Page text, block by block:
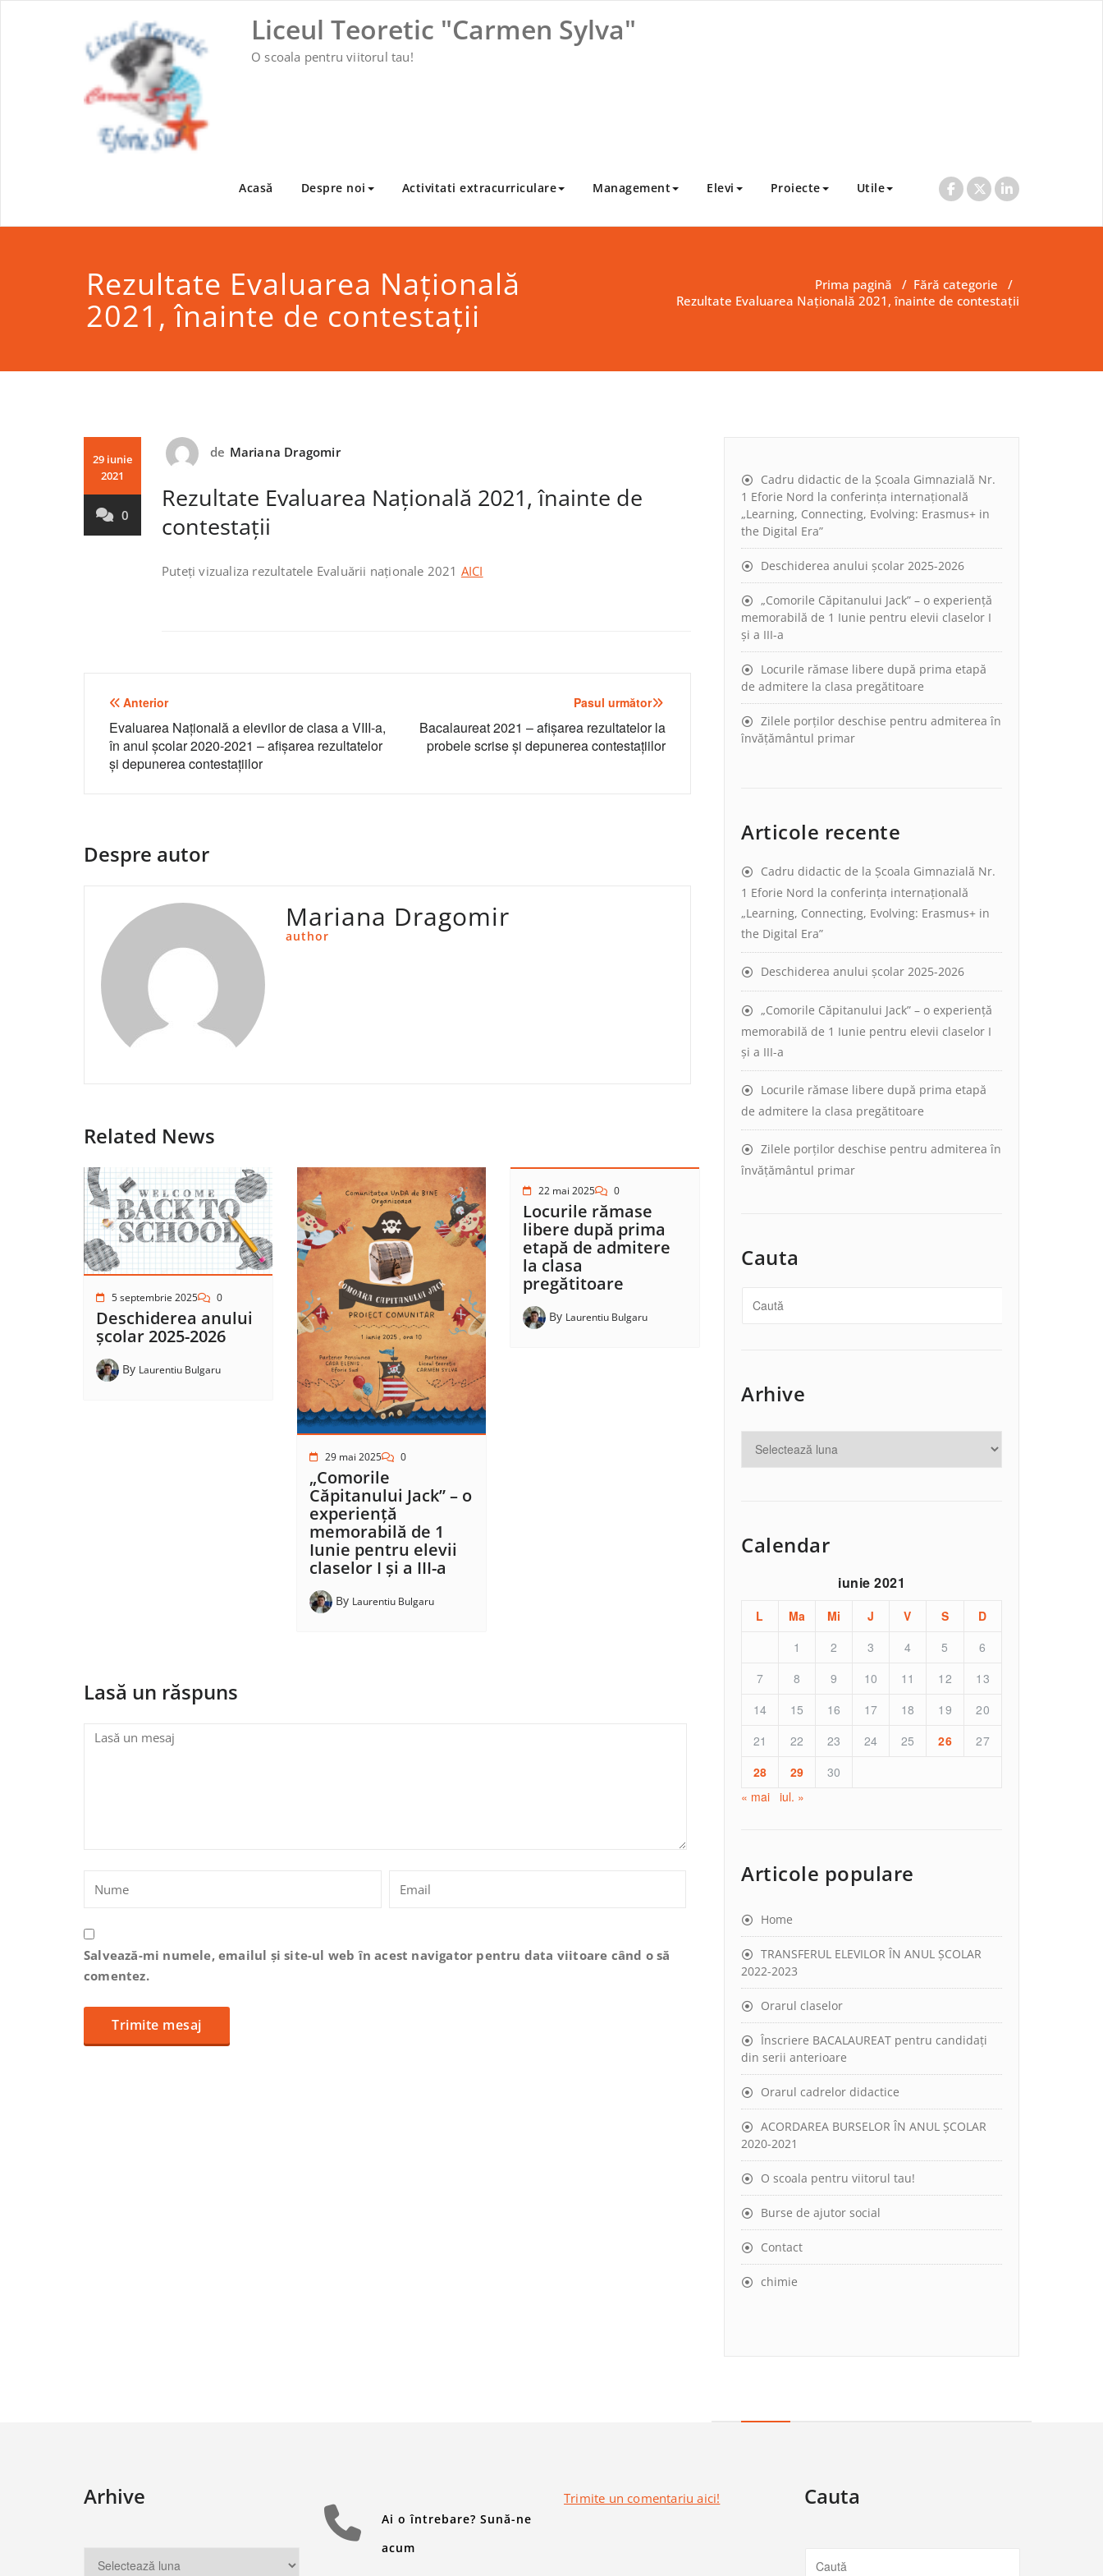
Liceul Teoretic "Carmen Sylva"
O scoala pentru viitorul tau!
Acasă Despre noi Activitati extracurriculare Management Elevi Proiecte Utile
Rezultate Evaluarea Națională
2021, înainte de contestații
Prima pagină / Fără categorie /
Rezultate Evaluarea Națională 2021, înainte de contestații
29 iunie
2021
0
de Mariana Dragomir
Rezultate Evaluarea Națională 2021, înainte de
contestații
Puteți vizualiza rezultatele Evaluării naționale 2021 AICI
Navigare
în
articole
Anterior
Evaluarea Națională a elevilor de clasa a VIII-a,
în anul școlar 2020-2021 – afișarea rezultatelor
și depunerea contestațiilor
Pasul următor
Bacalaureat 2021 – afişarea rezultatelor la
probele scrise şi depunerea contestaţiilor
Despre autor
Mariana Dragomir
author
Related News
5 septembrie 2025 0
Deschiderea anului
școlar 2025-2026
By Laurentiu Bulgaru
29 mai 2025 0
„Comorile
Căpitanului Jack” – o
experiență
memorabilă de 1
Iunie pentru elevii
claselor I și a III-a
By Laurentiu Bulgaru
22 mai 2025 0
Locurile rămase
libere după prima
etapă de admitere
la clasa
pregătitoare
By Laurentiu Bulgaru
Lasă un răspuns
Salvează-mi numele, emailul și site-ul web în acest navigator pentru data viitoare când o să
comentez.
Cadru didactic de la Școala Gimnazială Nr.
1 Eforie Nord la conferința internațională
„Learning, Connecting, Evolving: Erasmus+ in
the Digital Era”
Deschiderea anului școlar 2025-2026
„Comorile Căpitanului Jack” – o experiență
memorabilă de 1 Iunie pentru elevii claselor I
și a III-a
Locurile rămase libere după prima etapă
de admitere la clasa pregătitoare
Zilele porților deschise pentru admiterea în
învățământul primar
Articole recente
Cadru didactic de la Școala Gimnazială Nr.
1 Eforie Nord la conferința internațională
„Learning, Connecting, Evolving: Erasmus+ in
the Digital Era”
Deschiderea anului școlar 2025-2026
„Comorile Căpitanului Jack” – o experiență
memorabilă de 1 Iunie pentru elevii claselor I
și a III-a
Locurile rămase libere după prima etapă
de admitere la clasa pregătitoare
Zilele porților deschise pentru admiterea în
învățământul primar
Cauta
Arhive
Calendar
iunie 2021
L Ma Mi J V S
D
1
2 3 4 5
6
7
8 9 10 11 12
13
14
15 16 17 18 19
20
21
22 23 24 25 26
27
28
29
30
« mai iul. »
Articole populare
Home
TRANSFERUL ELEVILOR ÎN ANUL ȘCOLAR
2022-2023
Orarul claselor
Înscriere BACALAUREAT pentru candidați
din serii anterioare
Orarul cadrelor didactice
ACORDAREA BURSELOR ÎN ANUL ȘCOLAR
2020-2021
O scoala pentru viitorul tau!
Burse de ajutor social
Contact
chimie
Arhive
Ai o întrebare? Sună-ne
acum
Trimite un comentariu aici! Cauta